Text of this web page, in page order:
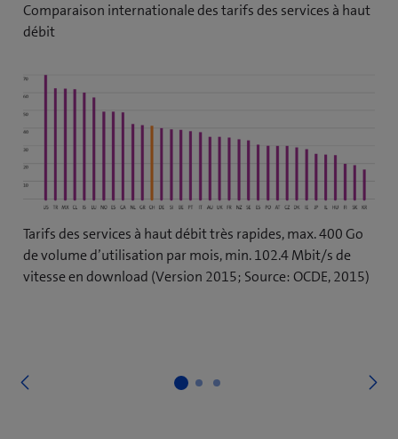
Comparaison internationale des tarifs des services à haut
débit
Tarifs des services à haut débit très rapides, max. 400 Go
de volume d’utilisation par mois, min. 102.4 Mbit/s de
vitesse en download (Version 2015; Source: OCDE, 2015)